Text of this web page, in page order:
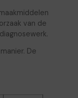
van de
De